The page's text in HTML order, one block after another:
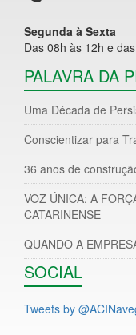
Segunda à Sexta
Das 08h às 12h e
PALAVRA DA
Uma Década de
Conscientizar para
36 anos de
VOZ ÚNICA: A
CATARINENSE
QUANDO A
SOCIAL
Tweets by